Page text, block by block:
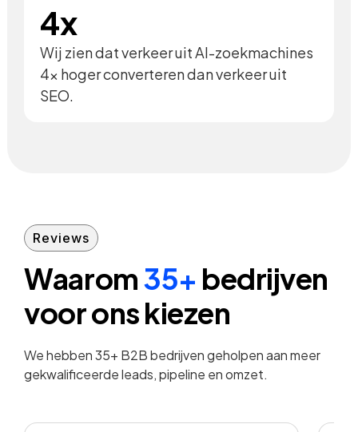
4x
Wij zien dat verkeer uit AI-zoekmachines
4x hoger converteren dan verkeer uit
SEO.
Reviews
Waarom35+ bedrijven
voor ons kiezen
We hebben 35+ B2B bedrijven geholpen aan meer
gekwalificeerde leads, pipeline en omzet.